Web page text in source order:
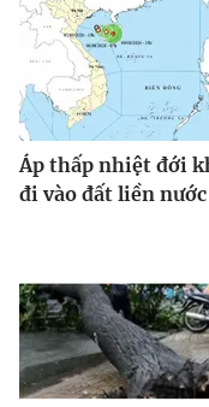
Áp thấp nhiệt đới
đi vào đất liền